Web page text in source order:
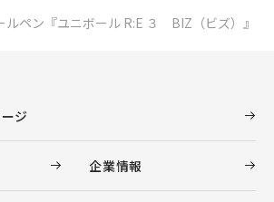
ペン『ユニボール R:E ３ BIZ（ビズ）』
ジ
企業情報